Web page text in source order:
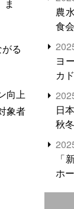
ま
る
向上
象者
農
食
界
米
ヨ
カ
日
秋
「
ホ